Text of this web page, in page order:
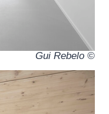
© Gui Rebelo